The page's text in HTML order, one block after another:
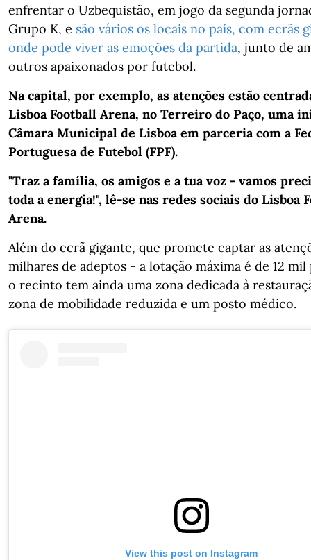
enfrentar o Uzbequistão, em jogo da segunda
Grupo K, e são vários os locais no país, com ecrãs
onde pode viver as emoções da partida, junto de
outros apaixonados por futebol.
Na capital, por exemplo, as atenções estão
Lisboa Football Arena, no Terreiro do Paço, uma
Câmara Municipal de Lisboa em parceria com a
Portuguesa de Futebol (FPF).
"Traz a família, os amigos e a tua voz - vamos
toda a energia!", lê-se nas redes sociais do Lisboa
Arena.
Além do ecrã gigante, que promete captar as
milhares de adeptos - a lotação máxima é de 12 mil
o recinto tem ainda uma zona dedicada à
zona de mobilidade reduzida e um posto médico.
View this post on Instagram